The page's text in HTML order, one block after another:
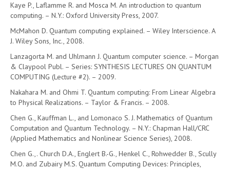
Kaye P., Laflamme R. and Mosca M. An introduction to quantum
computing. – N.Y.: Oxford University Press, 2007.
McMahon D. Quantum computing explained. – Wiley Interscience. A
J. Wiley Sons, Inc., 2008.
Lanzagorta M. and Uhlmann J. Quantum computer science. – Morgan
& Claypool Publ. – Series: SYNTHESIS LECTURES ON QUANTUM
COMPUTING (Lecture #2). – 2009.
Nakahara M. and Ohmi T. Quantum computing: From Linear Algebra
to Physical Realizations. – Taylor & Francis. – 2008.
Chen G., Kauffman L., and Lomonaco S. J. Mathematics of Quantum
Computation and Quantum Technology. – N.Y.: Chapman Hall/CRC
(Applied Mathematics and Nonlinear Science Series), 2008.
Chen G.,. Church D.A., Englert B.-G., Henkel C., Rohwedder B., Scully
M.O. and Zubairy M.S. Quantum Computing Devices: Principles,